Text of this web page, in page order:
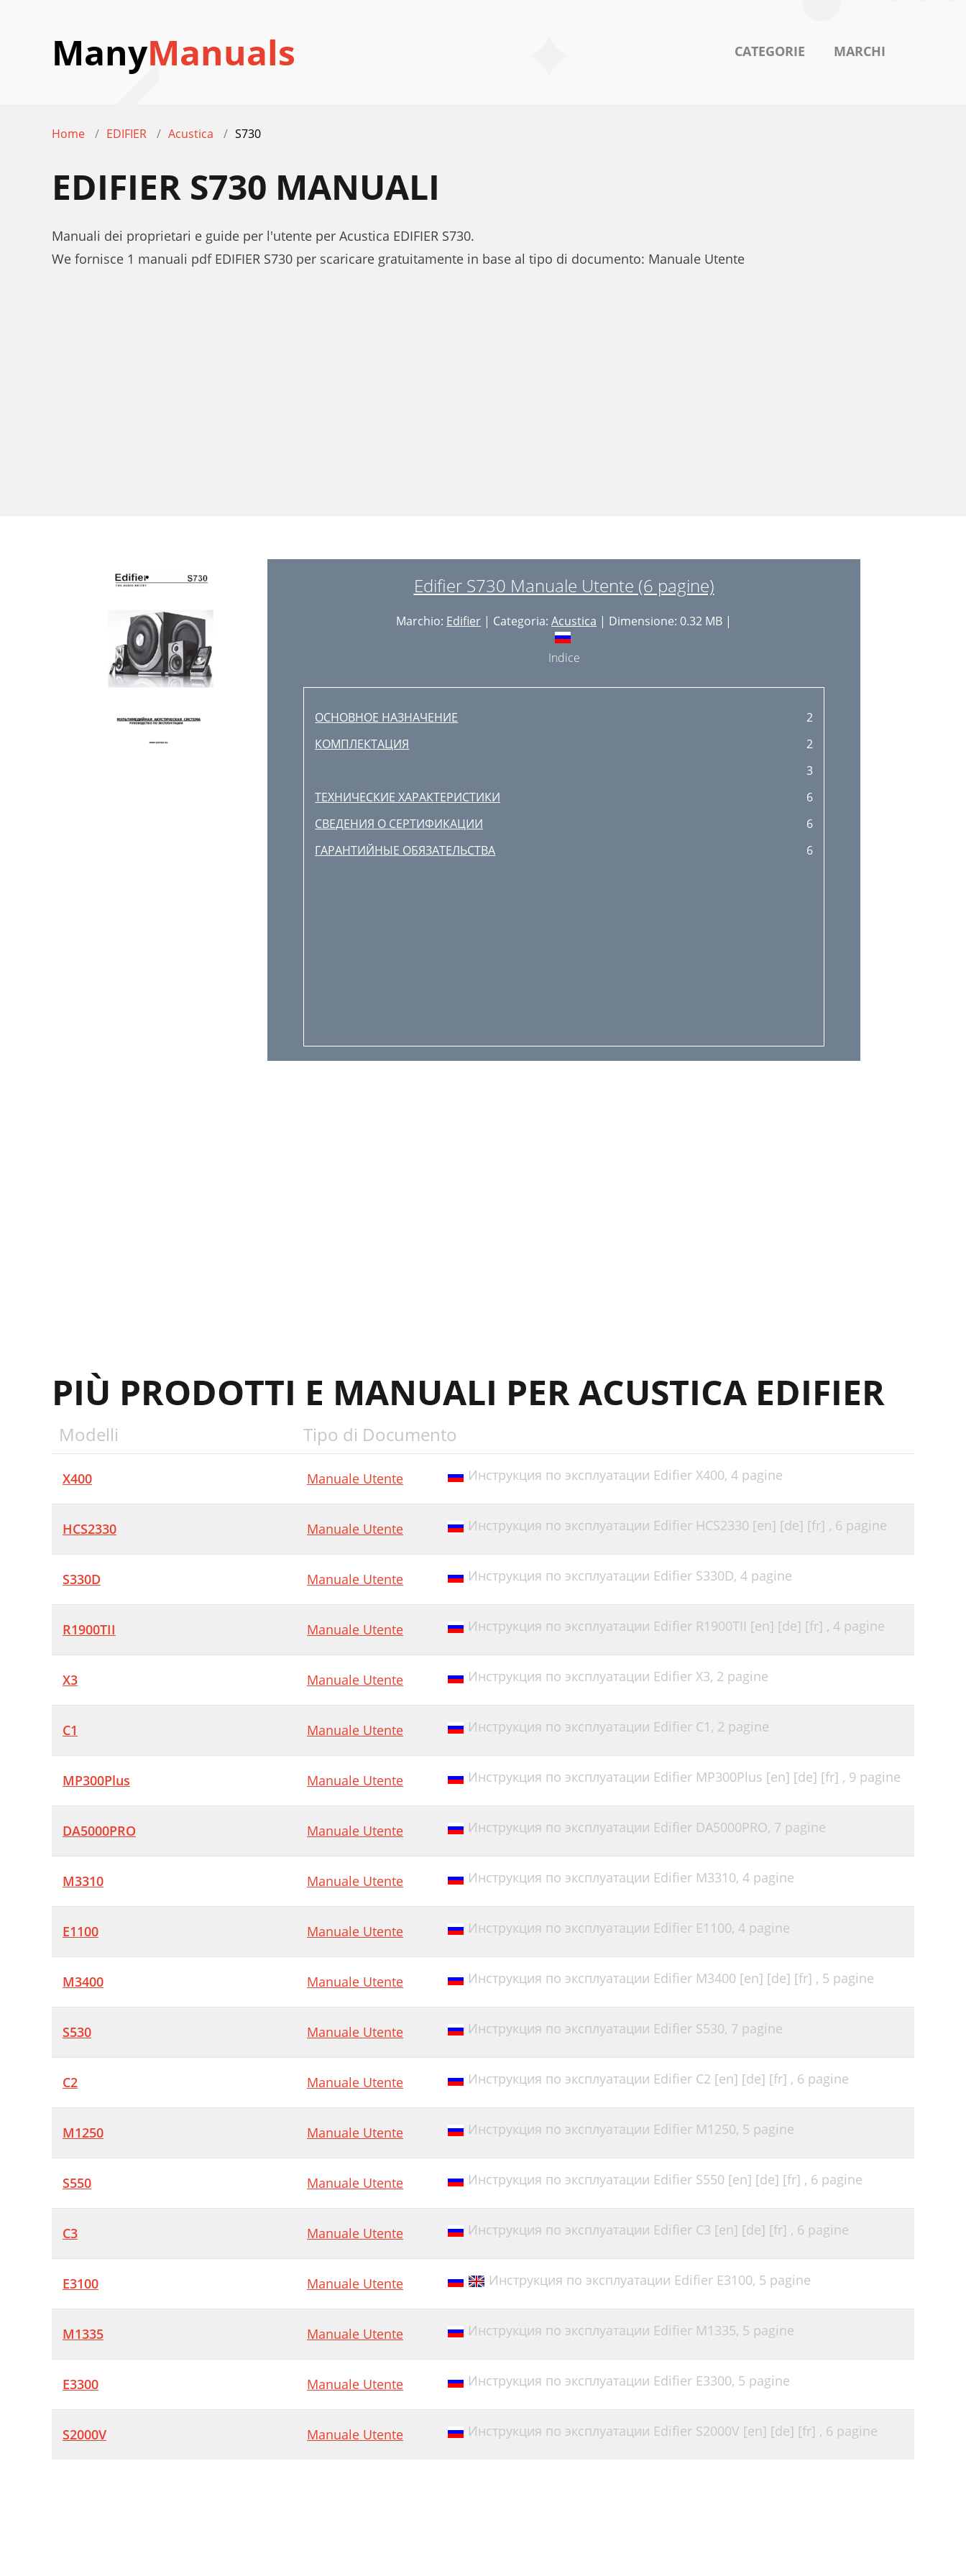
ManyManuals CATEGORIE MARCHI
Home EDIFIER Acustica S730
EDIFIER S730 MANUALI
Manuali dei proprietari e guide per l'utente per Acustica EDIFIER S730.
We fornisce 1 manuali pdf EDIFIER S730 per scaricare gratuitamente in base al tipo di documento: Manuale Utente
Edifier S730 Manuale Utente (6 pagine)
Marchio: Edifier | Categoria: Acustica | Dimensione: 0.32 MB |
Indice
ОСНОВНОЕ НАЗНАЧЕНИЕ
2
КОМПЛЕКТАЦИЯ
2
3
ТЕХНИЧЕСКИЕ ХАРАКТЕРИСТИКИ
6
СВЕДЕНИЯ О СЕРТИФИКАЦИИ
6
ГАРАНТИЙНЫЕ ОБЯЗАТЕЛЬСТВА
6
PIÙ PRODOTTI E MANUALI PER ACUSTICA EDIFIER
Modelli Tipo di Documento
X400 Manuale Utente Инструкция по эксплуатации Edifier X400, 4 pagine
HCS2330 Manuale Utente Инструкция по эксплуатации Edifier HCS2330 [en] [de] [fr] , 6 pagine
S330D Manuale Utente Инструкция по эксплуатации Edifier S330D, 4 pagine
R1900TII Manuale Utente Инструкция по эксплуатации Edifier R1900TII [en] [de] [fr] , 4 pagine
X3 Manuale Utente Инструкция по эксплуатации Edifier X3, 2 pagine
C1 Manuale Utente Инструкция по эксплуатации Edifier C1, 2 pagine
MP300Plus Manuale Utente Инструкция по эксплуатации Edifier MP300Plus [en] [de] [fr] , 9 pagine
DA5000PRO Manuale Utente Инструкция по эксплуатации Edifier DA5000PRO, 7 pagine
M3310 Manuale Utente Инструкция по эксплуатации Edifier M3310, 4 pagine
E1100 Manuale Utente Инструкция по эксплуатации Edifier E1100, 4 pagine
M3400 Manuale Utente Инструкция по эксплуатации Edifier M3400 [en] [de] [fr] , 5 pagine
S530 Manuale Utente Инструкция по эксплуатации Edifier S530, 7 pagine
C2 Manuale Utente Инструкция по эксплуатации Edifier C2 [en] [de] [fr] , 6 pagine
M1250 Manuale Utente Инструкция по эксплуатации Edifier M1250, 5 pagine
S550 Manuale Utente Инструкция по эксплуатации Edifier S550 [en] [de] [fr] , 6 pagine
C3 Manuale Utente Инструкция по эксплуатации Edifier C3 [en] [de] [fr] , 6 pagine
E3100 Manuale Utente Инструкция по эксплуатации Edifier E3100, 5 pagine
M1335 Manuale Utente Инструкция по эксплуатации Edifier M1335, 5 pagine
E3300 Manuale Utente Инструкция по эксплуатации Edifier E3300, 5 pagine
S2000V Manuale Utente Инструкция по эксплуатации Edifier S2000V [en] [de] [fr] , 6 pagine